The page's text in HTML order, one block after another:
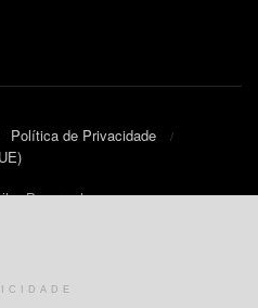
Política de Privacidade
Reservados.